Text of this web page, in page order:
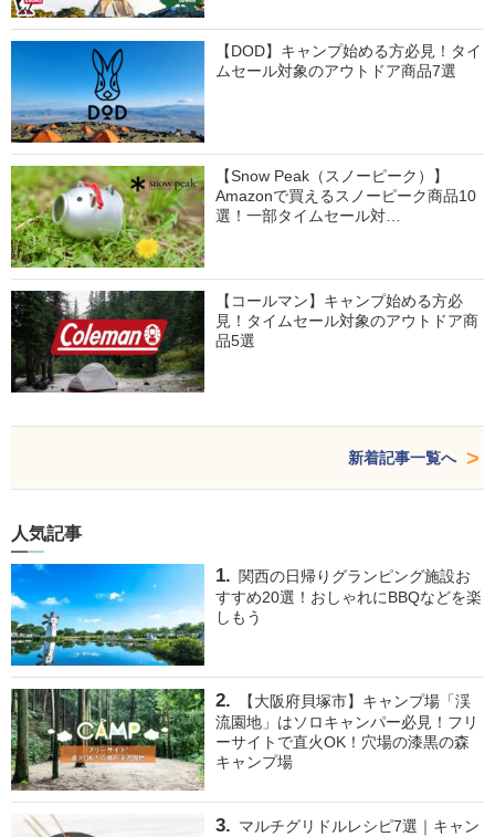
【DOD】キャンプ始める方必見！タイ
ムセール対象のアウトドア商品7選
【Snow Peak（スノーピーク）】
Amazonで買えるスノーピーク商品10
選！一部タイムセール対…
【コールマン】キャンプ始める方必
見！タイムセール対象のアウトドア商
品5選
新着記事一覧へ
人気記事
関西の日帰りグランピング施設お
すすめ20選！おしゃれにBBQなどを楽
しもう
【大阪府貝塚市】キャンプ場「渓
流園地」はソロキャンパー必見！フリ
ーサイトで直火OK！穴場の漆黒の森
キャンプ場
マルチグリドルレシピ7選｜キャン